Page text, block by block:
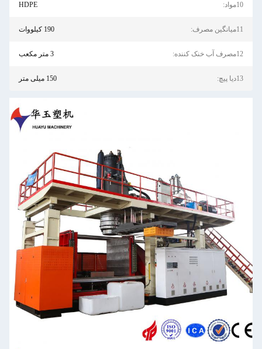
10مواد: HDPE
11میانگین مصرف: 190 کیلووات
12مصرف آب خنک کننده: 3 متر مکعب
13دیا پیچ: 150 میلی متر